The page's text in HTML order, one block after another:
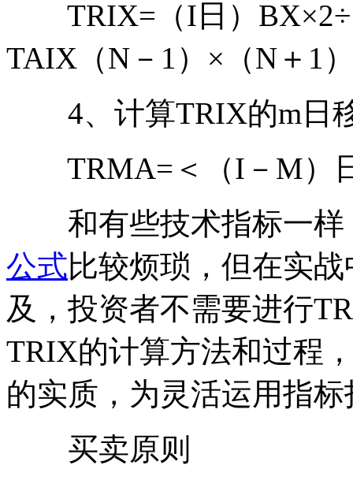
TRIX=（I日）BX×2÷
TAIX（N－1）×（N＋1
4、计算TRIX的m日
TRMA=＜（I－M）
和有些技术指标一样
公式比较烦琐，但在实
及，投资者不需要进行
TRIX的计算方法和过程
的实质，为灵活运用指
买卖原则